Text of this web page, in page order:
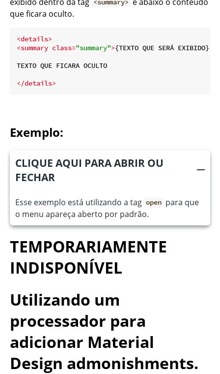
<summary>
que ficara oculto.
<details>
<summary class="summary">{TEXTO QUE SERÁ EXIBIDO}</
TEXTO QUE FICARA OCULTO
</details>
Exemplo:
CLIQUE AQUI PARA ABRIR OU
FECHAR
Esse exemplo está utilizando a tag open para que
o menu apareça aberto por padrão.
TEMPORARIAMENTE
INDISPONÍVEL
Utilizando um
processador para
adicionar Material
Design admonishments.